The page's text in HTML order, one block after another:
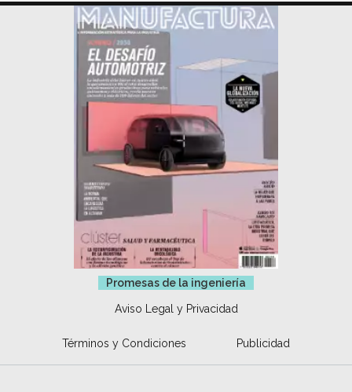
Promesas de la ingeniería
Aviso Legal y Privacidad
Términos y Condiciones Publicidad